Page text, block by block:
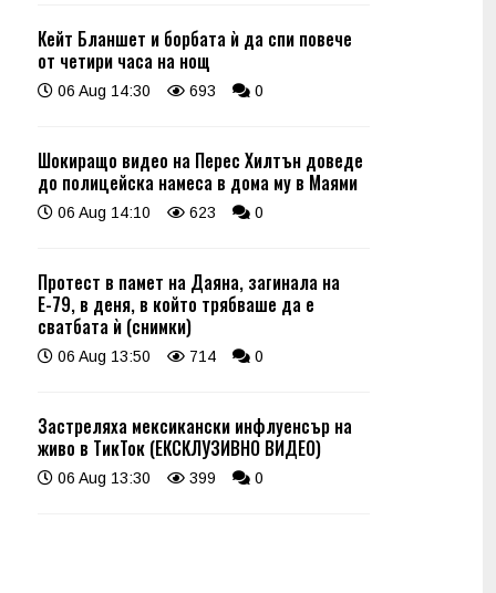
Кейт Бланшет и борбата ѝ да спи повече
от четири часа на нощ
06 Aug 14:30 693 0
Шокиращо видео на Перес Хилтън доведе
до полицейска намеса в дома му в Маями
06 Aug 14:10 623 0
Протест в памет на Даяна, загинала на
Е-79, в деня, в който трябваше да е
сватбата ѝ (снимки)
06 Aug 13:50 714 0
Застреляха мексикански инфлуенсър на
живо в ТикТок (ЕКСКЛУЗИВНО ВИДЕО)
06 Aug 13:30 399 0